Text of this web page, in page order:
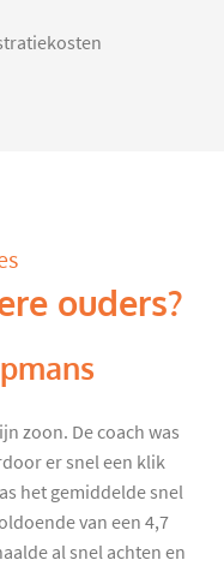
ouders?
zoon. De coach was
er snel een klik
het gemiddelde snel
van een 4,7
al snel achten en